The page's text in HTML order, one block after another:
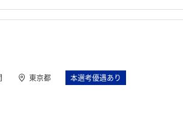
東京都 本選考優遇あり